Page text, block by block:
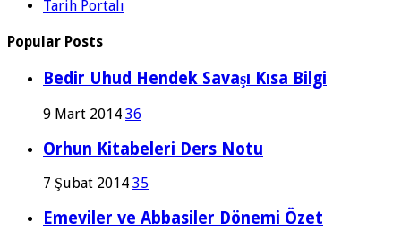
Tarih Portalı
Popular Posts
Bedir Uhud Hendek Savaşı Kısa Bilgi
9 Mart 2014 36
Orhun Kitabeleri Ders Notu
7 Şubat 2014 35
Emeviler ve Abbasiler Dönemi Özet